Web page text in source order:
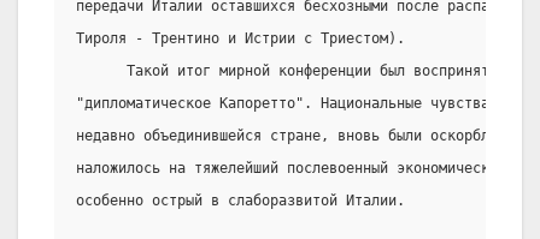
передачи Италии оставшихся бесхозными после распада
Тироля - Трентино и Истрии с Триестом).
Такой итог мирной конференции был воспринят в
"дипломатическое Капоретто". Национальные чувства,
недавно объединившейся стране, вновь были оскорблены.
наложилось на тяжелейший послевоенный экономический и
особенно острый в слаборазвитой Италии.